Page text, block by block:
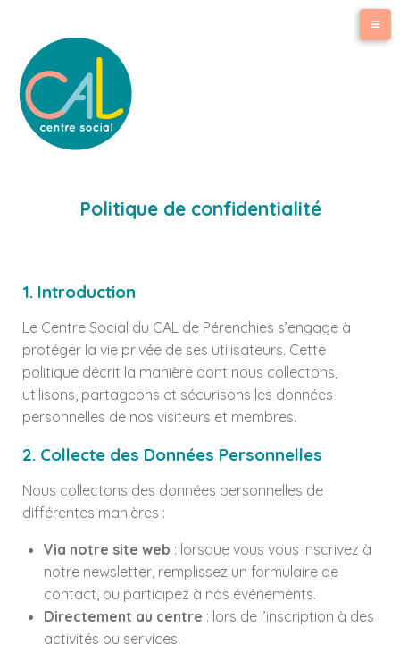
Politique de confidentialité
1. Introduction
Le Centre Social du CAL de Pérenchies s’engage à
protéger la vie privée de ses utilisateurs. Cette
politique décrit la manière dont nous collectons,
utilisons, partageons et sécurisons les données
personnelles de nos visiteurs et membres.
2. Collecte des Données Personnelles
Nous collectons des données personnelles de
différentes manières :
Via notre site web : lorsque vous vous inscrivez à
notre newsletter, remplissez un formulaire de
contact, ou participez à nos événements.
Directement au centre : lors de l’inscription à des
activités ou services.